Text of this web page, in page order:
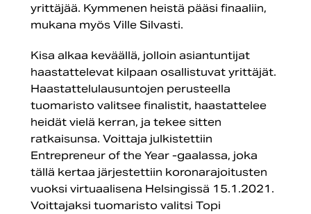
yrittäjää. Kymmenen heistä pääsi finaaliin,
mukana myös Ville Silvasti.
Kisa alkaa keväällä, jolloin asiantuntijat
haastattelevat kilpaan osallistuvat yrittäjät.
Haastattelulausuntojen perusteella
tuomaristo valitsee finalistit, haastattelee
heidät vielä kerran, ja tekee sitten
ratkaisunsa. Voittaja julkistettiin
Entrepreneur of the Year -gaalassa, joka
tällä kertaa järjestettiin koronarajoitusten
vuoksi virtuaalisena Helsingissä 15.1.2021.
Voittajaksi tuomaristo valitsi Topi